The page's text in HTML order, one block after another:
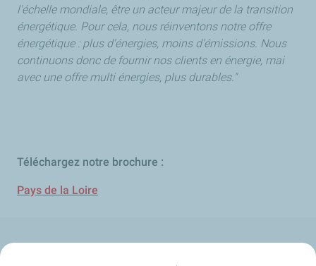
l'échelle mondiale, être un acteur majeur de la transition
énergétique. Pour cela, nous réinventons notre offre
énergétique : plus d'énergies, moins d'émissions. Nous
continuons donc de fournir nos clients en énergie, mai
avec une offre multi énergies, plus durables."
Téléchargez notre brochure :
Pays de la Loire